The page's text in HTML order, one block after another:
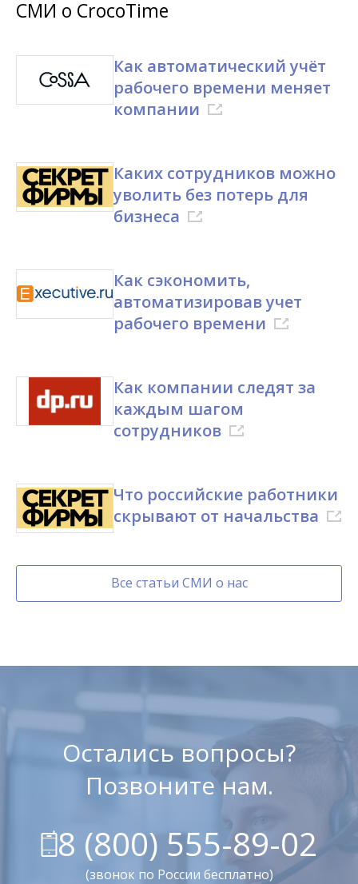
СМИ о CrocoTime
Как автоматический учёт
рабочего времени меняет
компании
Каких сотрудников можно
уволить без потерь для
бизнеса
Как сэкономить,
автоматизировав учет
рабочего времени
Как компании следят за
каждым шагом
сотрудников
Что российские работники
скрывают от начальства
Все статьи СМИ о нас
Остались вопросы?
Позвоните нам.
8 (800) 555-89-02
(звонок по России бесплатно)